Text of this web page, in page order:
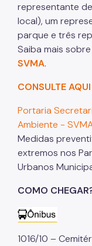
representante
local), um
parque e três
Saiba mais
SVMA.
CONSULTE
Portaria
Ambiente -
Medidas
extremos nos
Urbanos
COMO
1016/10 –